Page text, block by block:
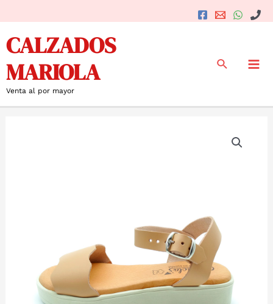
al
contenido
CALZADOS
MARIOLA
Venta al por mayor
Buscar